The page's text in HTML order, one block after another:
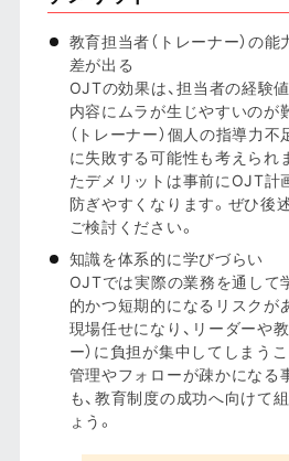
教育担当者（トレーナー）の
差が出る
OJTの効果は、担当者の経験
内容にムラが生じやすいのが
（トレーナー）個人の指導力
に失敗する可能性も考えられ
たデメリットは事前にOJT計
防ぎやすくなります。ぜひ後
ご検討ください。
知識を体系的に学びづらい
OJTでは実際の業務を通して
的かつ短期的になるリスクが
現場任せになり、リーダーや
ー）に負担が集中してしまう
管理やフォローが疎かになる
も、教育制度の成功へ向けて
ょう。